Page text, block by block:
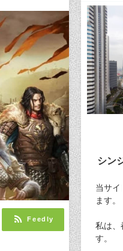
Feedly
シン
当サイ
ます。
私は、
す。